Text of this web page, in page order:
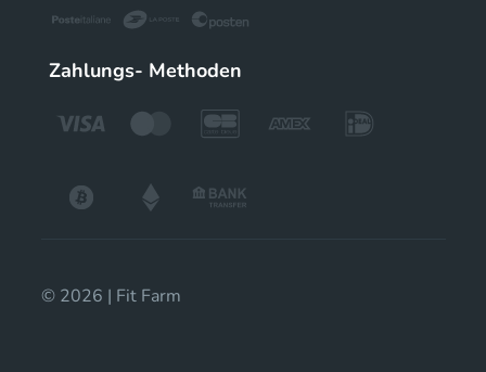
Zahlungs- Methoden
© 2026 | Fit Farm